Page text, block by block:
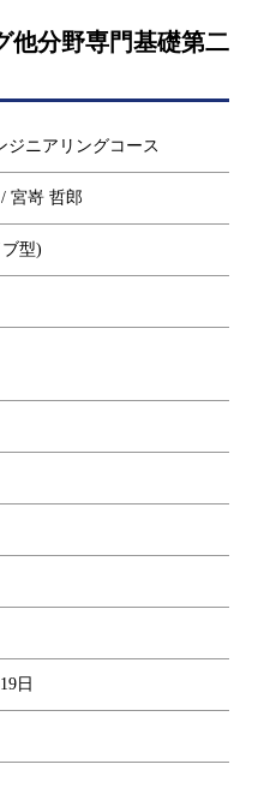
他分野専門基礎第二
ジニアリングコース
宮嵜 哲郎
型)
日